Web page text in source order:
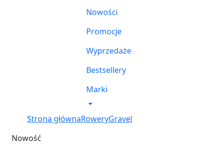
Nowości
Promocje
Wyprzedaże
Bestsellery
Marki
Strona głównaRoweryGravel
Nowość